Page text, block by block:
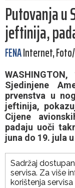
Putovanja u
jeftinija,
FENAInternet,
Sjedinjene
prvenstva u
jeftinija,
Cijene
padaju uoči
juna do 19. jula
Sadržaj dostupan
servisa. Za više
korištenja